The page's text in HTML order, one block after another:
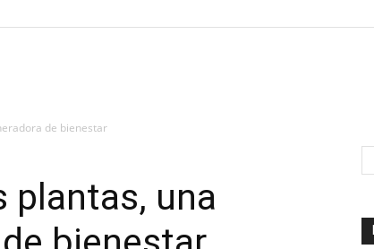
de bienestar
plantas, una